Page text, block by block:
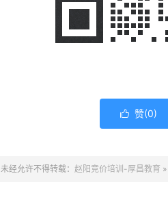
 赞(0)
未经允许不得转载： 赵阳竞价培训-厚昌教育 »